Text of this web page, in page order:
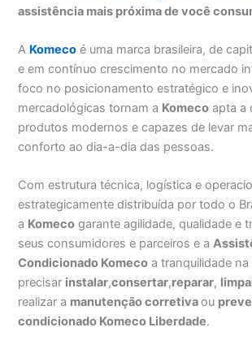
assistência mais próxima de você
A Komeco é uma marca brasileira, de
e em contínuo crescimento no mercado
foco no posicionamento estratégico e
mercadológicas tornam a Komeco apta a
produtos modernos e capazes de levar
conforto ao dia-a-dia das pessoas.
Com estrutura técnica, logística e
estrategicamente distribuída por todo o
a Komeco garante agilidade, qualidade e
seus consumidores e parceiros e a
Condicionado Komeco a tranquilidade
precisar instalar,consertar,reparar,
realizar a manutenção corretivaou
condicionado Komeco Liberdade.